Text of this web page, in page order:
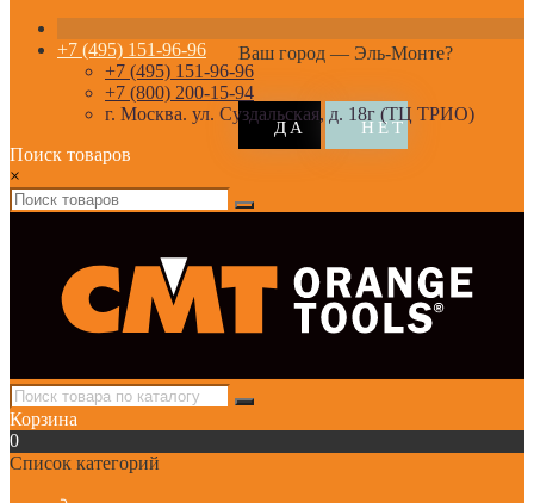
Ваш город — Эль-Монте?
+7 (495) 151-96-96
+7 (495) 151-96-96
+7 (800) 200-15-94
г. Москва. ул. Суздальская, д. 18г (ТЦ ТРИО)
Поиск товаров
×
Корзина
0
Список категорий